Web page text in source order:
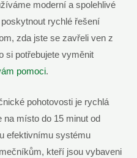
moderní a spolehlivé
rychlé řešení
zda jste se zavřeli ven z
si potřebujete vyměnit
pomoci.
pohotovosti je rychlá
místo do 15 minut od
efektivnímu systému
kteří jsou vybaveni